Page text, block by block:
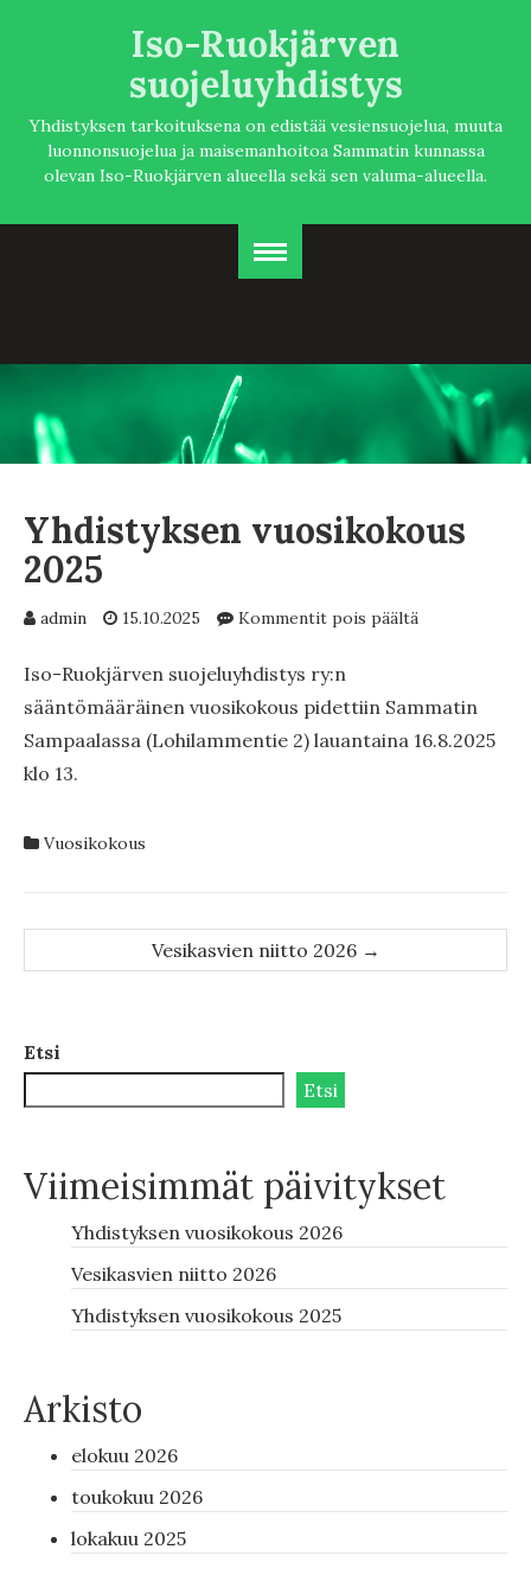
Iso-Ruokjärven
suojeluyhdistys
Yhdistyksen tarkoituksena on edistää vesiensuojelua, muuta
luonnonsuojelua ja maisemanhoitoa Sammatin kunnassa
olevan Iso-Ruokjärven alueella sekä sen valuma-alueella.
Yhdistyksen vuosikokous
2025
admin 15.10.2025 Kommentit pois päältä
Iso-Ruokjärven suojeluyhdistys ry:n
sääntömääräinen vuosikokous pidettiin Sammatin
Sampaalassa (Lohilammentie 2) lauantaina 16.8.2025
klo 13.
Vuosikokous
Vesikasvien niitto 2026 →
Etsi
Etsi
Viimeisimmät päivitykset
Yhdistyksen vuosikokous 2026
Vesikasvien niitto 2026
Yhdistyksen vuosikokous 2025
Arkisto
elokuu 2026
toukokuu 2026
lokakuu 2025